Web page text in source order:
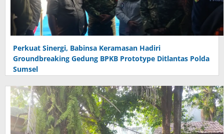
Perkuat Sinergi, Babinsa Keramasan Hadiri
Groundbreaking Gedung BPKB Prototype Ditlantas Polda
Sumsel